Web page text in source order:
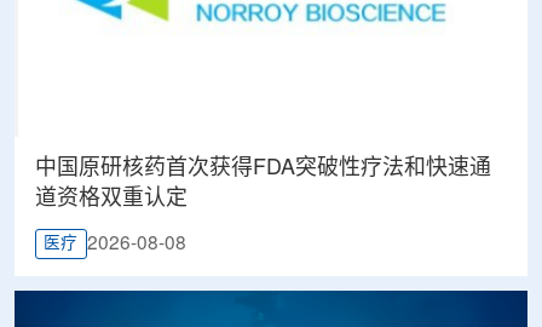
中国原研核药首次获得FDA突破性疗法和快速通
道资格双重认定
医疗 2026-08-08